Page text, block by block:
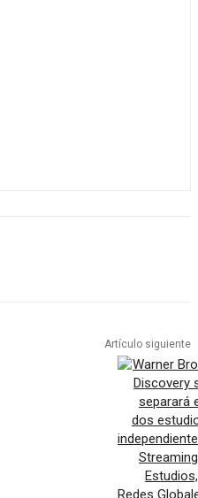
Artículo siguiente